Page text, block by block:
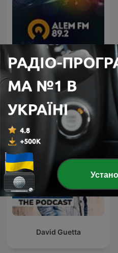
Alem FM
David Guetta